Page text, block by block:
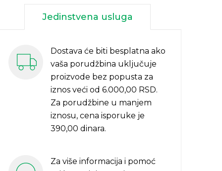
Jedinstvena usluga
Dostava će biti besplatna ako
vaša porudžbina uključuje
proizvode bez popusta za
iznos veći od 6.000,00 RSD.
Za porudžbine u manjem
iznosu, cena isporuke je
390,00 dinara.
Za više informacija i pomoć